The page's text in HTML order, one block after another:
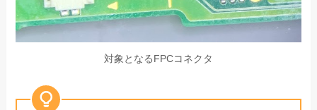
対象となるFPCコネクタ